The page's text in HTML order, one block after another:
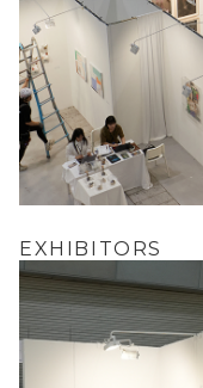
EXHIBITORS